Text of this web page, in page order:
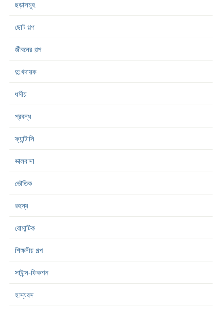
ছড়াসমূহ
ছোট গল্প
জীবনের গল্প
দু:খদায়ক
ধর্মীয়
প্রবন্ধ
ফ্যান্টাসি
ভালবাসা
ভৌতিক
রহস্য
রোমান্টিক
শিক্ষনীয় গল্প
সাইন্স-ফিকশন
হাস্যরস